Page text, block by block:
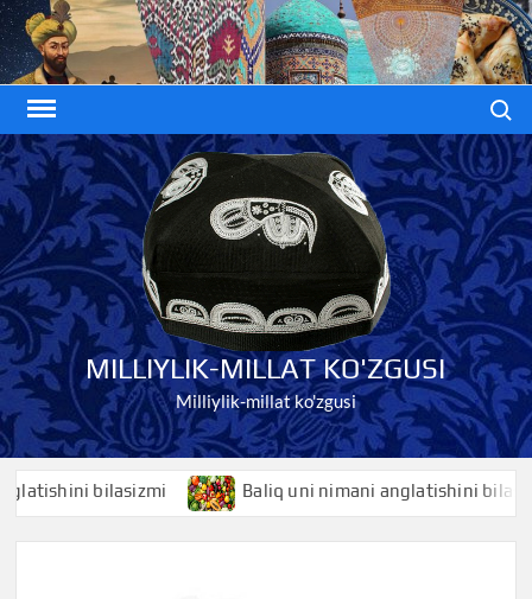
Skip
to
content
MILLIYLIK-MILLAT KO'ZGUSI
Milliylik-millat ko'zgusi
bilasizmi Baliq uni nimani anglatishini bilasizmi